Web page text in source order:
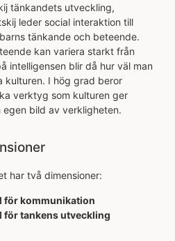
tänkandets utveckling,
leder social interaktion till
tänkande och beteende.
kan variera starkt från
intelligensen blir då hur väl man
kulturen. I hög grad beror
verktyg som kulturen ger
bild av verkligheten.
har två dimensioner:
för kommunikation
för tankens utveckling